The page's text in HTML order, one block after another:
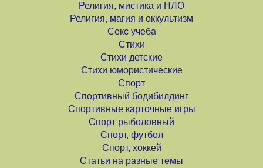
Религия, мистика и НЛО
Религия, магия и оккультизм
Секс учеба
Стихи
Стихи детские
Стихи юмористические
Спорт
Спортивный бодибилдинг
Спортивные карточные игры
Спорт рыболовный
Спорт, футбол
Спорт, хоккей
Статьи на разные темы